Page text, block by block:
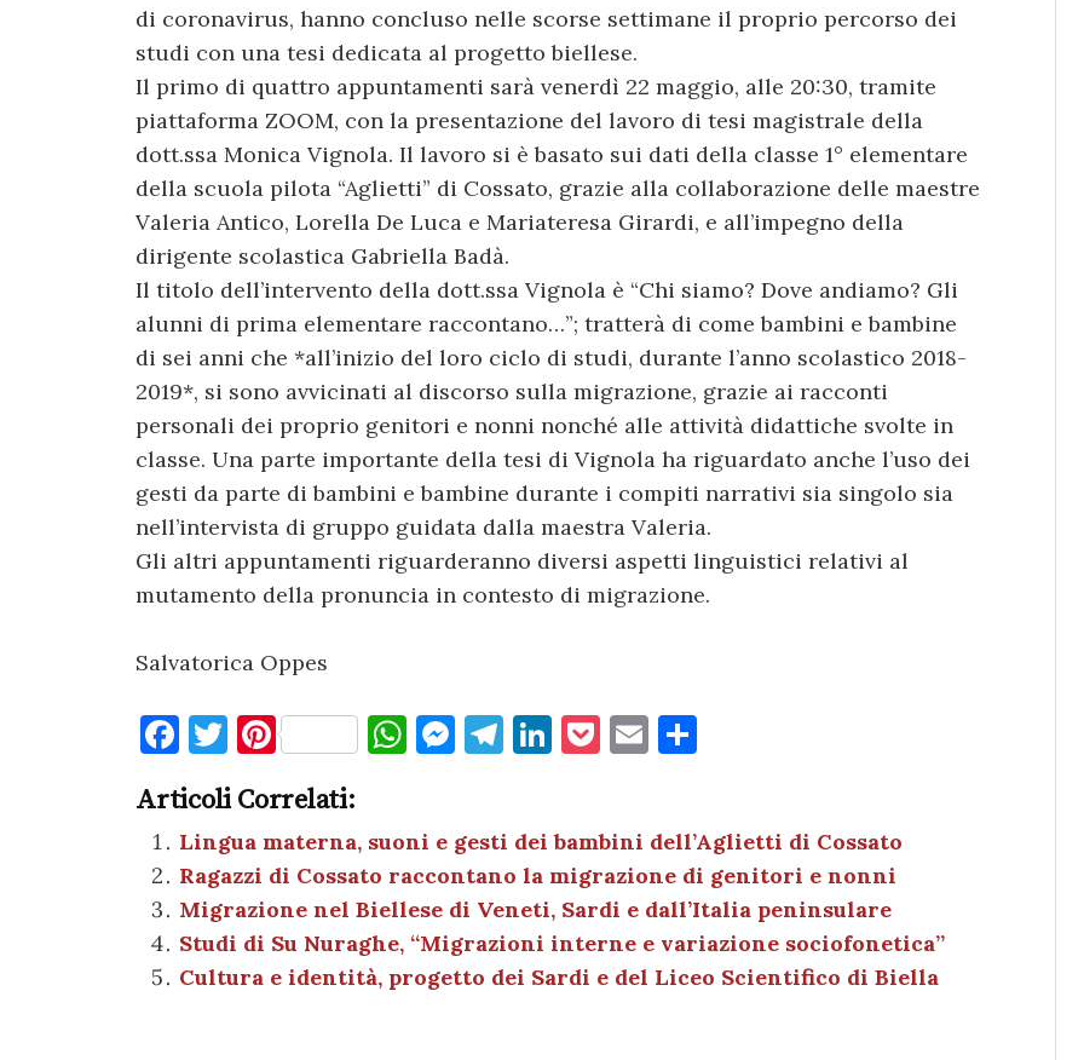
di coronavirus, hanno concluso nelle scorse settimane il proprio percorso dei
studi con una tesi dedicata al progetto biellese.
Il primo di quattro appuntamenti sarà venerdì 22 maggio, alle 20:30, tramite
piattaforma ZOOM, con la presentazione del lavoro di tesi magistrale della
dott.ssa Monica Vignola. Il lavoro si è basato sui dati della classe 1° elementare
della scuola pilota “Aglietti” di Cossato, grazie alla collaborazione delle maestre
Valeria Antico, Lorella De Luca e Mariateresa Girardi, e all’impegno della
dirigente scolastica Gabriella Badà.
Il titolo dell’intervento della dott.ssa Vignola è “Chi siamo? Dove andiamo? Gli
alunni di prima elementare raccontano…”; tratterà di come bambini e bambine
di sei anni che *all’inizio del loro ciclo di studi, durante l’anno scolastico 2018-
2019*, si sono avvicinati al discorso sulla migrazione, grazie ai racconti
personali dei proprio genitori e nonni nonché alle attività didattiche svolte in
classe. Una parte importante della tesi di Vignola ha riguardato anche l’uso dei
gesti da parte di bambini e bambine durante i compiti narrativi sia singolo sia
nell’intervista di gruppo guidata dalla maestra Valeria.
Gli altri appuntamenti riguarderanno diversi aspetti linguistici relativi al
mutamento della pronuncia in contesto di migrazione.
Salvatorica Oppes
F
c
e
b
o
o
T
it
te
r
Pi
er
es
t
W
s
A
p
p
M
n
g
er
T
gr
a
m
Li
e
dI
n
P
k
et
E
l di
vi
di
Articoli Correlati:
Lingua materna, suoni e gesti dei bambini dell’Aglietti di Cossato
Ragazzi di Cossato raccontano la migrazione di genitori e nonni
Migrazione nel Biellese di Veneti, Sardi e dall’Italia peninsulare
Studi di Su Nuraghe, “Migrazioni interne e variazione sociofonetica”
Cultura e identità, progetto dei Sardi e del Liceo Scientifico di Biella